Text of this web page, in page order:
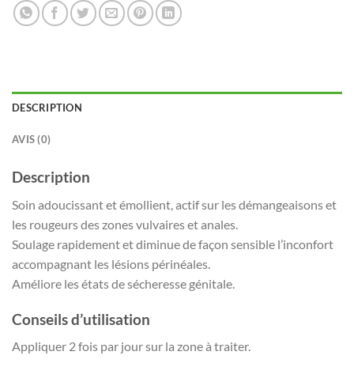
DESCRIPTION
AVIS (0)
Description
Soin adoucissant et émollient, actif sur les démangeaisons et
les rougeurs des zones vulvaires et anales.
Soulage rapidement et diminue de façon sensible l’inconfort
accompagnant les lésions périnéales.
Améliore les états de sécheresse génitale.
Conseils d’utilisation
Appliquer 2 fois par jour sur la zone à traiter.